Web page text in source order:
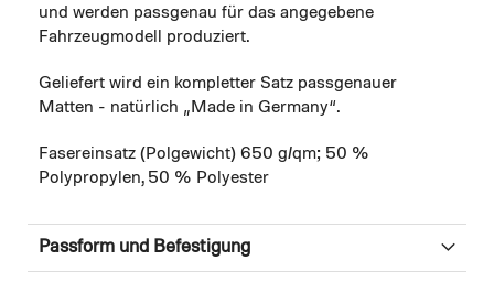
und werden passgenau für das angegebene
Fahrzeugmodell produziert.
Geliefert wird ein kompletter Satz passgenauer
Matten - natürlich „Made in Germany“.
Fasereinsatz (Polgewicht) 650 g/qm; 50 %
Polypropylen, 50 % Polyester
Passform und Befestigung